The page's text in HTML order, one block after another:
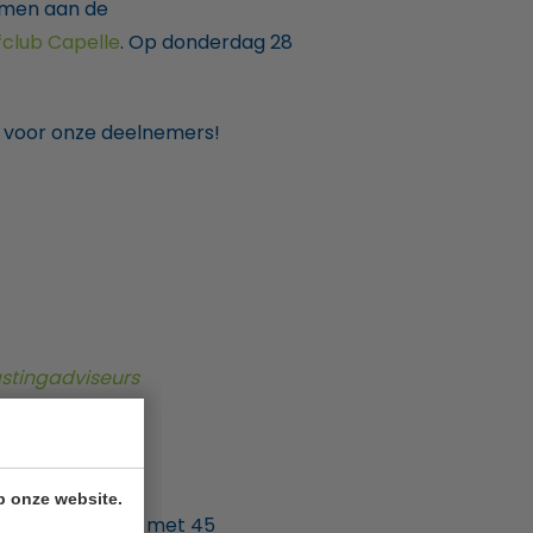
onze website.
aan de
Capelle. Op donderdag 28
onze deelnemers!
met 45